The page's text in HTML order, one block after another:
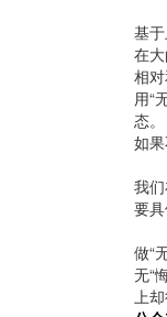
基
在
相
用“
态
如
我
要
做“
无“
上